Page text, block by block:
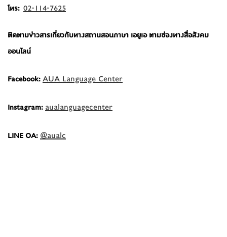
โทร: 02-114-7625
ติดตามข่าวสารเกี่ยวกับทางสถานสอนภาษา เอยูเอ ตามช่องทางสื่อสังคม
ออนไลน์
Facebook:AUA Language Center
Instagram: aualanguagecenter
LINE OA: @aualc